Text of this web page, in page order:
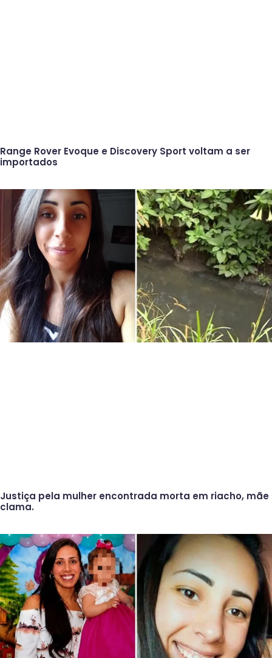
Range Rover Evoque e Discovery Sport voltam a ser
importados
Justiça pela mulher encontrada morta em riacho, mãe
clama.